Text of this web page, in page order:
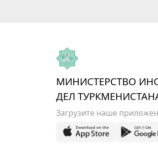
МИНИСТЕРСТВО
ДЕЛ
Загрузите наше